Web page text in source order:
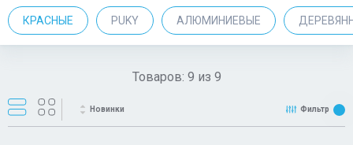
КРАСНЫЕ PUKY АЛЮМИНИЕВЫЕ
Товаров: 9 из 9
Новинки Фильтр